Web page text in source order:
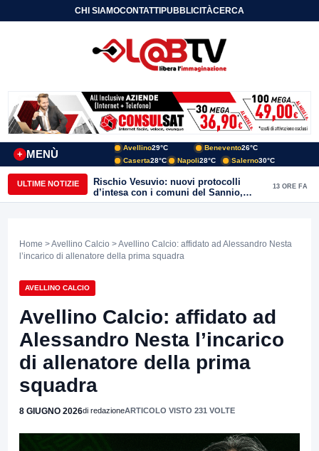
CHI SIAMOCONTATTIPUBBLICITÀCERCA
MENÙ
+
Avellino29°C Benevento26°C
Caserta28°C Napoli28°C Salerno30°C
ULTIME NOTIZIE
Rischio Vesuvio: nuovi protocolli
d’intesa con i comuni del Sannio,
firmato il protocollo con Arpaise
13 ORE FA
Home >Avellino Calcio > Avellino Calcio: affidato ad Alessandro Nesta
l’incarico di allenatore della prima squadra
AVELLINO CALCIO
Avellino Calcio: affidato ad
Alessandro Nesta l’incarico
di allenatore della prima
squadra
8 GIUGNO 2026di redazioneARTICOLO VISTO 231 VOLTE